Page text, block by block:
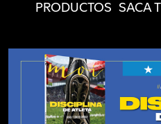
PRODUCTOS SACA